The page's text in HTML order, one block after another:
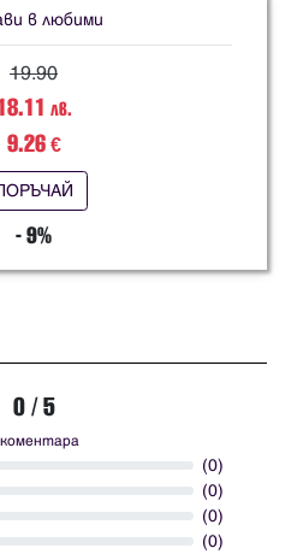
в любими
19.90
лв.
9.26€
- 9%
0 / 5
(0)
(0)
(0)
(0)